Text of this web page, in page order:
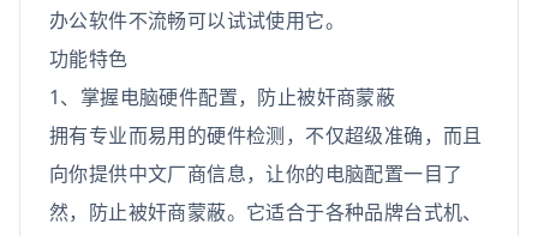
办公软件不流畅可以试试使用它。
功能特色
1、掌握电脑硬件配置，防止被奸商蒙蔽
拥有专业而易用的硬件检测，不仅超级准确，而且
向你提供中文厂商信息，让你的电脑配置一目了
然，防止被奸商蒙蔽。它适合于各种品牌台式机、